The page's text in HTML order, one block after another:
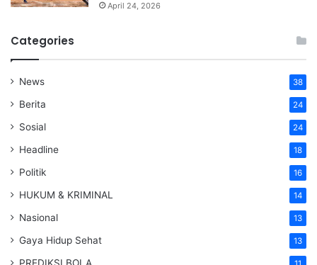
April 24, 2026
Categories
News 38
Berita 24
Sosial 24
Headline 18
Politik 16
HUKUM & KRIMINAL 14
Nasional 13
Gaya Hidup Sehat 13